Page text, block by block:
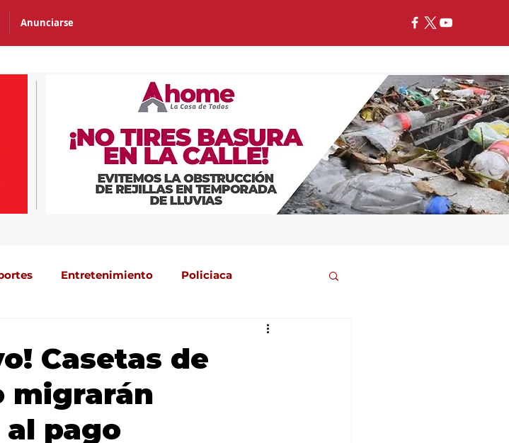
Anunciarse
Entretenimiento Policiaca
Casetas de
migrarán
pago